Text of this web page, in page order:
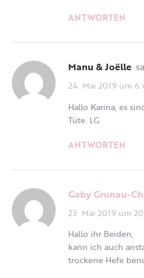
ANTWORTEN
Manu & Joëlle
24. Mai 2019 um
Hallo Karina, es
Tüte. LG
ANTWORTEN
Gaby Grunau-
23. Mai 2019 um
Hallo ihr Beiden,
kann ich auch
trockene Hefe